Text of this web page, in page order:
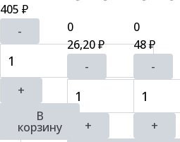
405₽
-
+
В
корзину
0
26,20₽
-
+
0
48₽
-
+